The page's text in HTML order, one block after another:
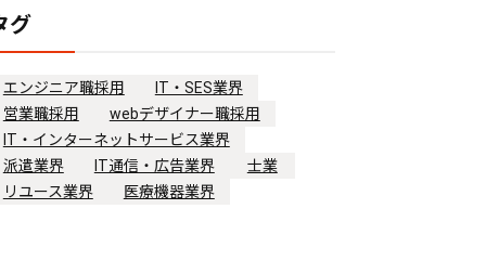
グ
エンジニア職採用
IT・SES業界
営業職採用
webデザイナー職採用
IT・インターネットサービス業界
派遣業界
IT通信・広告業界
士業
リユース業界
医療機器業界